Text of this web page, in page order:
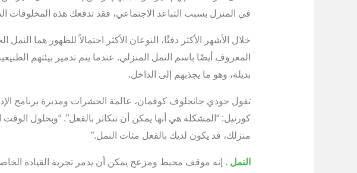
في المنزل بسبب التباعد الاجتماعي، فقد تدفعك هذه المخلوقات
خلال الأشهر الأكثر دفئًا، النوعان الأكثر احتمالاً للظهور هما النمل
المعروف أيضًا باسم النمل المنزلي. عندما يتم تدمير بيئتهم
بديلة، وهو ما يجذبهم إلى الداخل.
تقول جودي جانجلوف كوفمان، عالمة الحشرات ومديرة برنامج
كورنيل: “المشكلة هي أنها يمكن أن تتكاثر بالفعل”. “وبحلول
منزلك، قد يكون لديك بالفعل مئات النمل.”
النمل . إنه موقف محبط ومزعج يمكن أن يدمر تجربة القيادة